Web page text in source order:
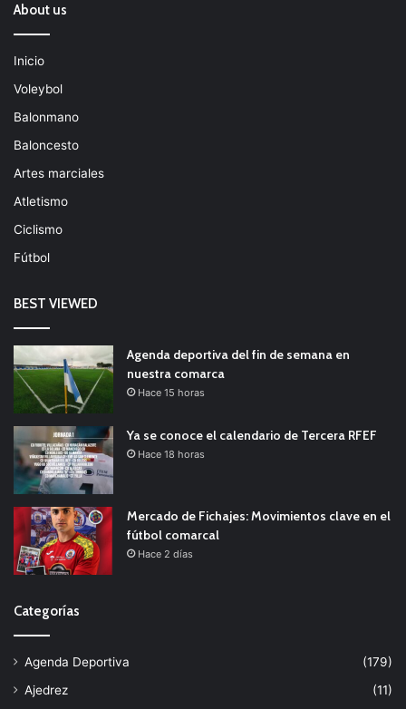
About us
Inicio
Voleybol
Balonmano
Baloncesto
Artes marciales
Atletismo
Ciclismo
Fútbol
BEST VIEWED
Agenda deportiva del fin de semana en
nuestra comarca
Hace 15 horas
Ya se conoce el calendario de Tercera RFEF
Hace 18 horas
Mercado de Fichajes: Movimientos clave en el
fútbol comarcal
Hace 2 días
Categorías
Agenda Deportiva
(179)
Ajedrez
(11)